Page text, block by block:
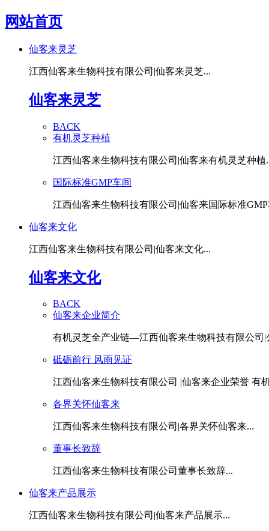
网站首页
仙客来灵芝
江西仙客来生物科技有限公司|仙客来灵芝...
仙客来灵芝
BACK
有机灵芝种植
江西仙客来生物科技有限公司|仙客来有机灵芝种植
国际标准GMP车间
江西仙客来生物科技有限公司|仙客来国际标准GMP
仙客来文化
江西仙客来生物科技有限公司|仙客来文化...
仙客来文化
BACK
仙客来企业简介
有机灵芝全产业链—江西仙客来生物科技有限公司|
砥砺前行 风雨见证
江西仙客来生物科技有限公司 |仙客来企业荣誉 有
各界关怀仙客来
江西仙客来生物科技有限公司|各界关怀仙客来...
董事长致辞
江西仙客来生物科技有限公司董事长致辞...
仙客来产品展示
江西仙客来生物科技有限公司|仙客来产品展示...